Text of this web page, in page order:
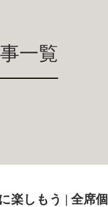
一覧
楽しもう | 全席個